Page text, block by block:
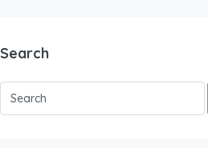
Search